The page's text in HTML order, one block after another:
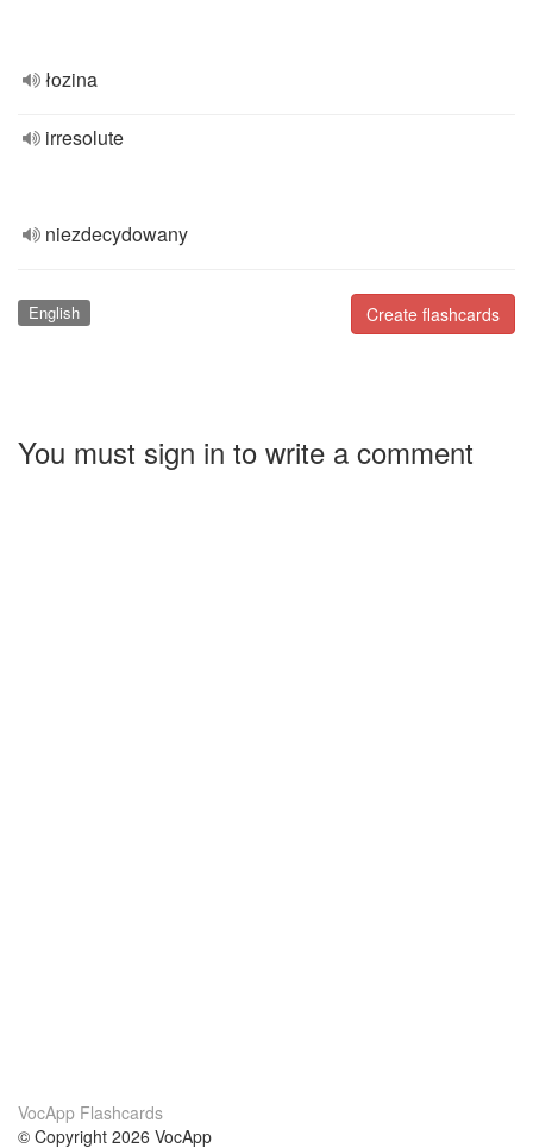
łozina
irresolute
niezdecydowany
Create flashcards
English
You must sign in to write a comment
VocApp Flashcards
© Copyright 2026 VocApp